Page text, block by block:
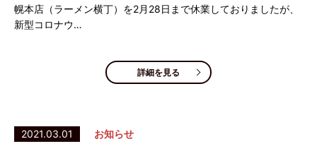
幌本店（ラーメン横丁）を2月28日まで休業しておりましたが、
新型コロナウ…
詳細を見る
2021.03.01 お知らせ